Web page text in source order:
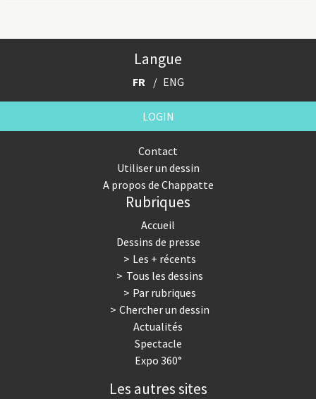
Langue
FR ENG
LOGIN
Contact
Utiliser un dessin
A propos de Chappatte
Rubriques
Accueil
Dessins de presse
Les + récents
Tous les dessins
Par rubriques
Chercher un dessin
Actualités
Spectacle
Expo 360°
Les autres sites